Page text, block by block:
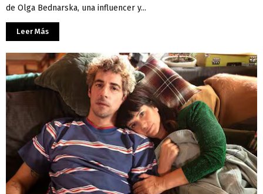
de Olga Bednarska, una influencer y...
Leer Más